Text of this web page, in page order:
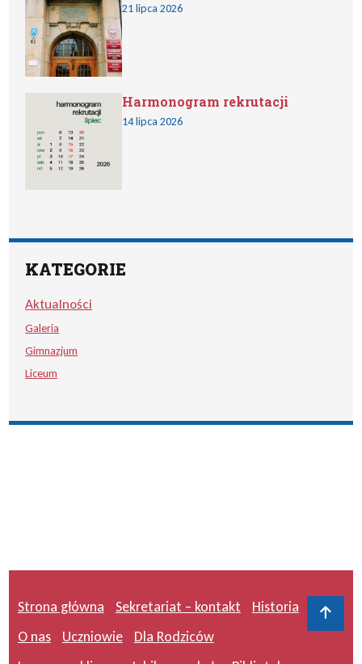
21 lipca 2026
Harmonogram rekrutacji
14 lipca 2026
KATEGORIE
Aktualności
Galeria
Gimnazjum
Liceum
Strona główna Sekretariat – kontakt
Historia
O nas
Uczniowie
Dla Rodziców
Do